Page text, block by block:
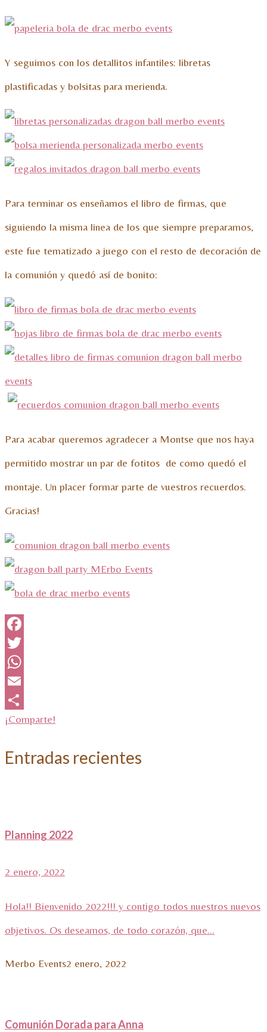
Y seguimos con los detallitos infantiles: libretas
plastificadas y bolsitas para merienda.
Para terminar os enseñamos el libro de firmas, que
siguiendo la misma linea de los que siempre preparamos,
este fue tematizado a juego con el resto de decoración de
la comunión y quedó así de bonito:
Para acabar queremos agradecer a Montse que nos haya
permitido mostrar un par de fotitos de como quedó el
montaje. Un placer formar parte de vuestros recuerdos.
Gracias!
Facebook
Twitter
WhatsApp
Email
¡Comparte!
Entradas recientes
Planning 2022
2 enero, 2022
Hola!! Bienvenido 2022!!! y contigo todos nuestros nuevos
objetivos. Os deseamos, de todo corazón, que...
Merbo Events2 enero, 2022
Comunión Dorada para Anna